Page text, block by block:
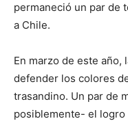
permaneció un par de
a Chile.
En marzo de este
defender los colores
trasandino. Un par de
posiblemente- el logro